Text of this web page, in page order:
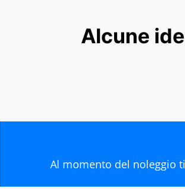
Alcune
Al momento del noleggio